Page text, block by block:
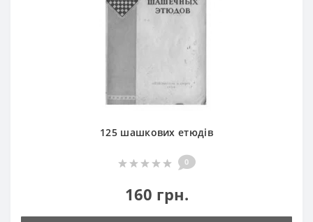
125 шашкових етюдів
0
160 грн.